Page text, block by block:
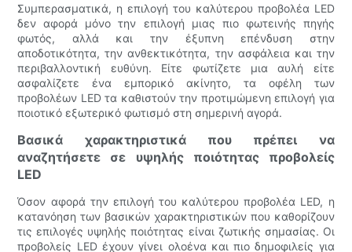
Συμπερασματικά, η επιλογή του καλύτερου προβολέα LED
δεν αφορά μόνο την επιλογή μιας πιο φωτεινής πηγής
φωτός, αλλά και την έξυπνη επένδυση στην
αποδοτικότητα, την ανθεκτικότητα, την ασφάλεια και την
περιβαλλοντική ευθύνη. Είτε φωτίζετε μια αυλή είτε
ασφαλίζετε ένα εμπορικό ακίνητο, τα οφέλη των
προβολέων LED τα καθιστούν την προτιμώμενη επιλογή για
ποιοτικό εξωτερικό φωτισμό στη σημερινή αγορά.
Βασικά χαρακτηριστικά που πρέπει να
αναζητήσετε σε υψηλής ποιότητας προβολείς
LED
Όσον αφορά την επιλογή του καλύτερου προβολέα LED, η
κατανόηση των βασικών χαρακτηριστικών που καθορίζουν
τις επιλογές υψηλής ποιότητας είναι ζωτικής σημασίας. Οι
προβολείς LED έχουν γίνει ολοένα και πιο δημοφιλείς για